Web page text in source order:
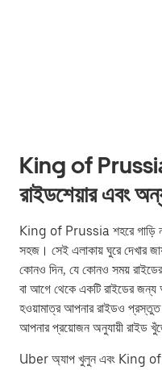
King of
রাইডশেয়ার এবং
King of Prussia শহরে গাড়ি
সহজ। সেই এলাকায় ঘুরে দেখার
কোনও দিন, যে কোনও সময়
বা আগে থেকে একটি রাইডের জন্য
হওয়ামাত্র আপনার রাইডও প্রস্তুত
আপনার প্রয়োজন অনুযায়ী রাইড
Uber অ্যাপ খুলুন এবং King